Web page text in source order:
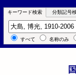
キーワード検索 分類記号
キーワード検索
すべて 名称のみ